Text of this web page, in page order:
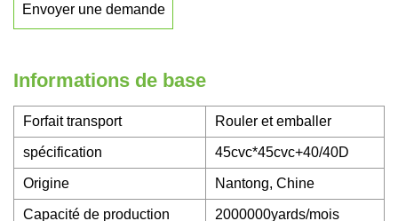
Envoyer une demande
Informations de base
Forfait transport Rouler et emballer
spécification 45cvc*45cvc+40/40D
Origine Nantong, Chine
Capacité de production 2000000yards/mois